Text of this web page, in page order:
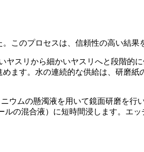
このプロセスは、信頼性の高い結果
スリから細かいヤスリへと段階的
ます。水の連続的な供給は、研磨紙
ウムの懸濁液を用いて鏡面研磨を行
の混合液）に短時間浸します。エ